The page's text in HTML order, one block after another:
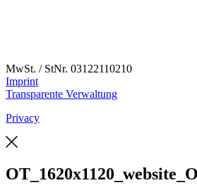
MwSt. / StNr. 03122110210
Imprint
Transparente Verwaltung
Privacy